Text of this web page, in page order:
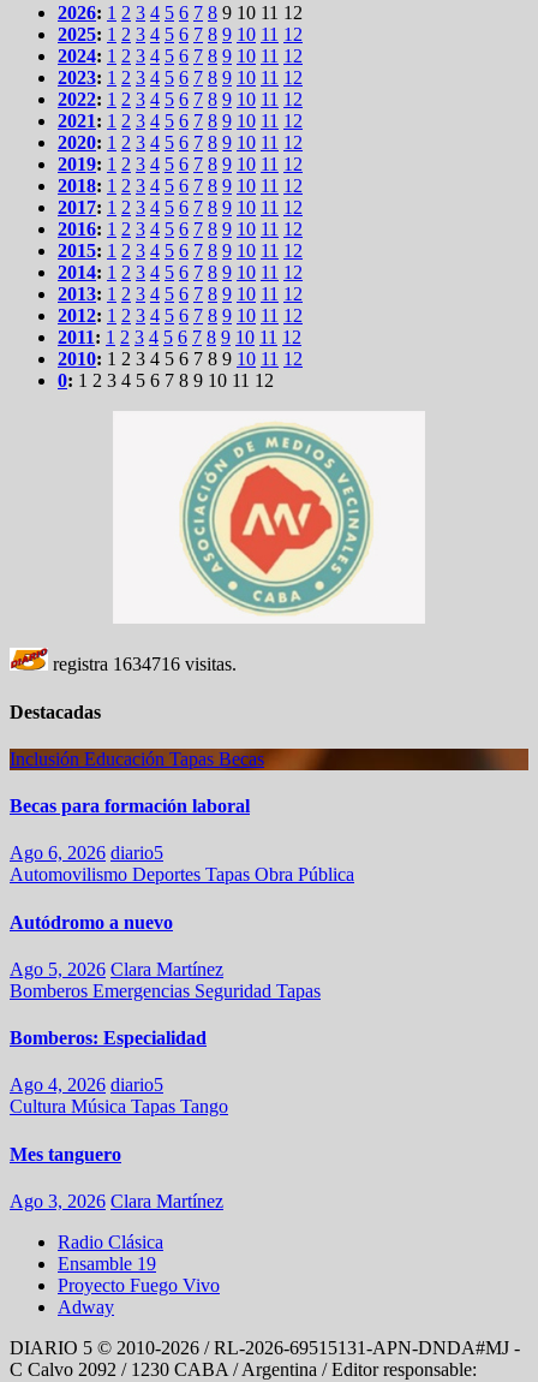
2026: 1 2 3 4 5 6 7 8 9 10 11 12
2025: 1 2 3 4 5 6 7 8 9 10 11 12
2024: 1 2 3 4 5 6 7 8 9 10 11 12
2023: 1 2 3 4 5 6 7 8 9 10 11 12
2022: 1 2 3 4 5 6 7 8 9 10 11 12
2021: 1 2 3 4 5 6 7 8 9 10 11 12
2020: 1 2 3 4 5 6 7 8 9 10 11 12
2019: 1 2 3 4 5 6 7 8 9 10 11 12
2018: 1 2 3 4 5 6 7 8 9 10 11 12
2017: 1 2 3 4 5 6 7 8 9 10 11 12
2016: 1 2 3 4 5 6 7 8 9 10 11 12
2015: 1 2 3 4 5 6 7 8 9 10 11 12
2014: 1 2 3 4 5 6 7 8 9 10 11 12
2013: 1 2 3 4 5 6 7 8 9 10 11 12
2012: 1 2 3 4 5 6 7 8 9 10 11 12
2011: 1 2 3 4 5 6 7 8 9 10 11 12
2010: 1 2 3 4 5 6 7 8 9 10 11 12
0: 1 2 3 4 5 6 7 8 9 10 11 12
registra 1634716 visitas.
Destacadas
Inclusión Educación Tapas Becas
Becas para formación laboral
Ago 6, 2026 diario5
Automovilismo Deportes Tapas Obra Pública
Autódromo a nuevo
Ago 5, 2026 Clara Martínez
Bomberos Emergencias Seguridad Tapas
Bomberos: Especialidad
Ago 4, 2026 diario5
Cultura Música Tapas Tango
Mes tanguero
Ago 3, 2026 Clara Martínez
Radio Clásica
Ensamble 19
Proyecto Fuego Vivo
Adway
DIARIO 5 © 2010-2026 / RL-2026-69515131-APN-DNDA#MJ -
C Calvo 2092 / 1230 CABA / Argentina / Editor responsable: